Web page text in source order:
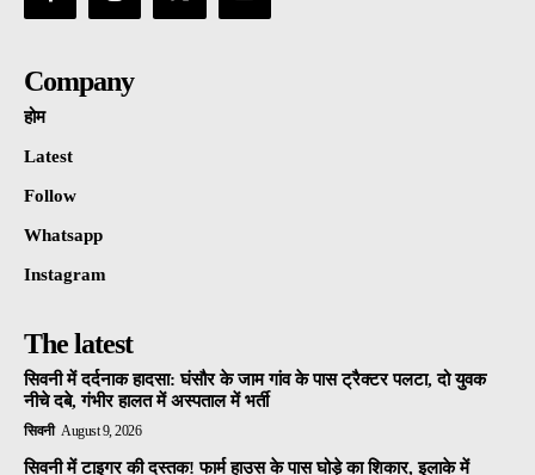
Company
होम
Latest
Follow
Whatsapp
Instagram
The latest
सिवनी में दर्दनाक हादसा: घंसौर के जाम गांव के पास ट्रैक्टर पलटा, दो युवक
नीचे दबे, गंभीर हालत में अस्पताल में भर्ती
सिवनी August 9, 2026
सिवनी में टाइगर की दस्तक! फार्म हाउस के पास घोड़े का शिकार, इलाके में